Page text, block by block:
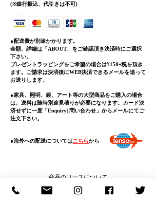
(​※銀行振込、代引きは不可)
●配送費が別途かかります。
金額、詳細は「 ABOUT」をご確認頂き決済時にご選択
下さい。
プレゼントラッピングをご希望の場合は¥150+税を頂き
ます。ご請求は決済後にWEB決済できるメールを追って
お送りします。
●家具、照明、鏡、 アート等の大型商品をご購入の場合
は、送料は随時別途見積りが必要になります。カード決
済せずに一度「Enquiry| 問い合わせ」からメールにてご
注文下さい。
​●海外への配送についてはこちらから
商品のリースについて
LEASE